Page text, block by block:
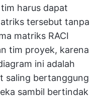
harus dapat
tersebut tanpa
matriks RACI
tim proyek, karena
ini adalah
saling bertanggung
sambil bertindak